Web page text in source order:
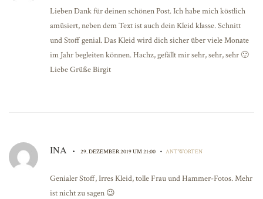
Lieben Dank für deinen schönen Post. Ich habe mich köstlich
amüsiert, neben dem Text ist auch dein Kleid klasse. Schnitt
und Stoff genial. Das Kleid wird dich sicher über viele Monate
im Jahr begleiten können. Hachz, gefällt mir sehr, sehr, sehr 🙂
Liebe Grüße Birgit
INA • 29. DEZEMBER 2019 UM 21:00 • ANTWORTEN
Genialer Stoff, Irres Kleid, tolle Frau und Hammer-Fotos. Mehr
ist nicht zu sagen 😉